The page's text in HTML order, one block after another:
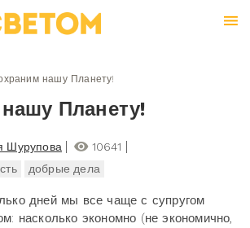
нашу Планету!
Планету!
Шурупова
10641
добрые дела
дней мы все чаще с супругом
насколько экономно (не экономично,